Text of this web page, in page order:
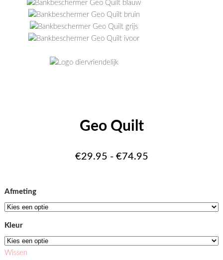
Geo Quilt
€29.95 - €74.95Prijsklasse:
€74.95
Afmeting
Kleur
Wissen